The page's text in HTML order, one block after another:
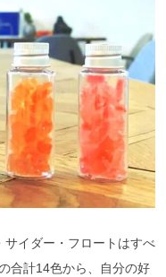
イダー・フロートはすべ
合計14色から、自分の好